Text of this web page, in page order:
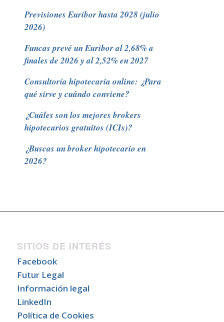
Previsiones Euribor hasta 2028 (julio
2026)
Funcas prevé un Euribor al 2,68% a
finales de 2026 y al 2,52% en 2027
Consultoría hipotecaria online: ¿Para
qué sirve y cuándo conviene?
¿Cuáles son los mejores brokers
hipotecarios gratuitos (ICIs)?
¿Buscas un broker hipotecario en
2026?
SITIOS DE INTERÉS
Facebook
Futur Legal
Información legal
LinkedIn
Política de Cookies